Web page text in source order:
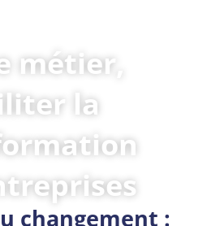
métier,
la
changement :